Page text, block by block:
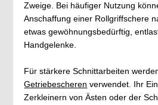
Zweige. Bei häufiger Nutzung
Anschaffung einer Rollgriffschere
etwas gewöhnungsbedürftig,
Handgelenke.
Für stärkere Schnittarbeiten
Getriebescheren verwendet. Ihr
Zerkleinern von Ästen oder der